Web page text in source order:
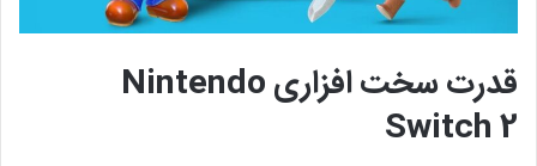
قدرت سخت افزاری Nintendo
Switch 2